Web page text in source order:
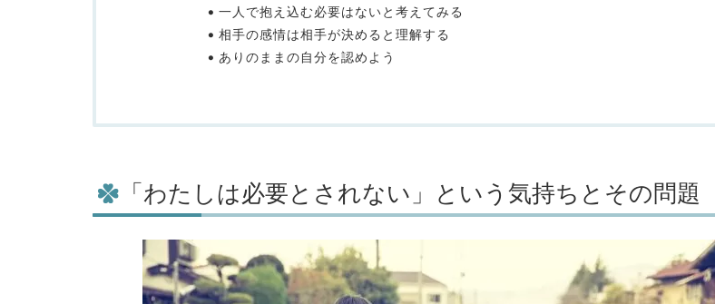
一人で抱え込む必要はないと考えてみる
相手の感情は相手が決めると理解する
ありのままの自分を認めよう
「わたしは必要とされない」という気持ちとその問題